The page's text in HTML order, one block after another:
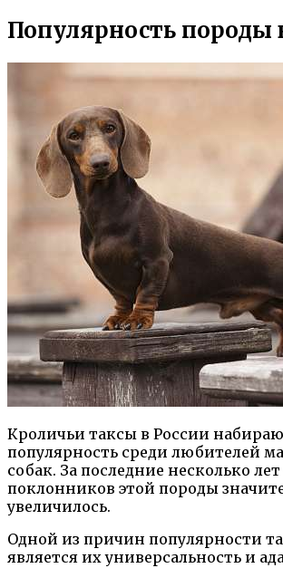
Популярность породы
Кроличьи таксы в России
популярность среди любителей
собак. За последние несколько
поклонников этой породы
увеличилось.
Одной из причин популярности
является их универсальность и